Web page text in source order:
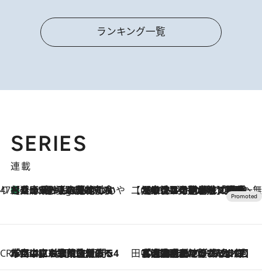
ランキング一覧
SERIES
連載
47都道府県の手みやげ ひんやりスイーツで夏を満喫
4 Hours Ago
【兵庫県】この夏絶対食べたい 冷やしておいしいおやつ3選 淡路島の恵みをジェラートに集約 【CREA×星野リゾート】唯一無二。癒しと発見が待つ場所へ
2026.8.7
【トンボの足水浴】ヒノキの香りに包まれて涼感マックス！約13℃の湧水かけ流しを避暑地「星野温泉 トンボの湯」で体験
CREA'S CHOICE
2026.8.7
「立川にも歌舞伎があるんだよ」 片岡仁左衛門・市川中車ら豪華座組みで4年目の立川立飛歌舞伎へ 田中稲の勝手に再ブーム
2026.8.7
「湘南乃風に憧れて」観客大盛上がりの“タオル回し”に、ラッパー顔負けの高速歌唱まで…さだまさし（74）のアグレッシブすぎる現在地